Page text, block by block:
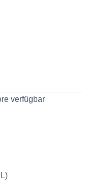
verfügbar